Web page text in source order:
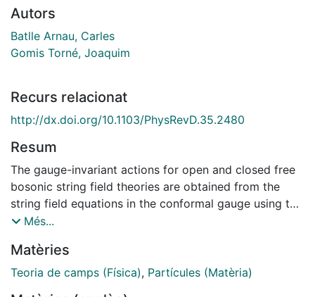
Autors
Batlle Arnau, Carles
Gomis Torné, Joaquim
Recurs relacionat
http://dx.doi.org/10.1103/PhysRevD.35.2480
Resum
The gauge-invariant actions for open and closed free
bosonic string field theories are obtained from the
string field equations in the conformal gauge using the
cohomology operations of Banks and Peskin. For the
the gauge parameters.
Més...
Matèries
Teoria de camps (Física), Partícules (Matèria)